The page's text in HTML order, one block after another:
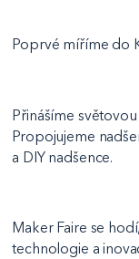
​​Poprvé míříme do
Přinášíme
Propojujeme
a DIY nadšence.
Maker Faire se
technologie a